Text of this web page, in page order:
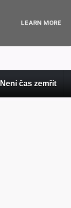
Není čas zemřít
LEARN MORE